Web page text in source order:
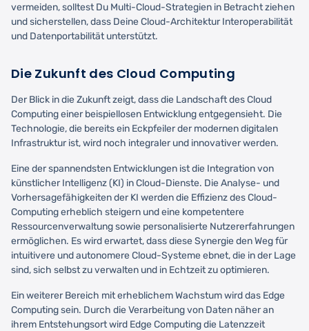
vermeiden, solltest Du Multi-Cloud-Strategien in Betracht ziehen
und sicherstellen, dass Deine Cloud-Architektur Interoperabilität
und Datenportabilität unterstützt.
Die Zukunft des Cloud Computing
Der Blick in die Zukunft zeigt, dass die Landschaft des Cloud
Computing einer beispiellosen Entwicklung entgegensieht. Die
Technologie, die bereits ein Eckpfeiler der modernen digitalen
Infrastruktur ist, wird noch integraler und innovativer werden.
Eine der spannendsten Entwicklungen ist die Integration von
künstlicher Intelligenz (KI) in Cloud-Dienste. Die Analyse- und
Vorhersagefähigkeiten der KI werden die Effizienz des Cloud-
Computing erheblich steigern und eine kompetentere
Ressourcenverwaltung sowie personalisierte Nutzererfahrungen
ermöglichen. Es wird erwartet, dass diese Synergie den Weg für
intuitivere und autonomere Cloud-Systeme ebnet, die in der Lage
sind, sich selbst zu verwalten und in Echtzeit zu optimieren.
Ein weiterer Bereich mit erheblichem Wachstum wird das Edge
Computing sein. Durch die Verarbeitung von Daten näher an
ihrem Entstehungsort wird Edge Computing die Latenzzeit